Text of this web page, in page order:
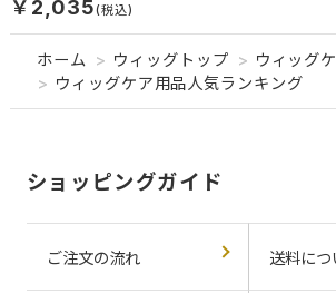
￥2,035
ホーム > ウィッグトップ > ウィッグ
> ウィッグケア用品人気ランキング
ショッピングガイド
ご注文の流れ 送料につ